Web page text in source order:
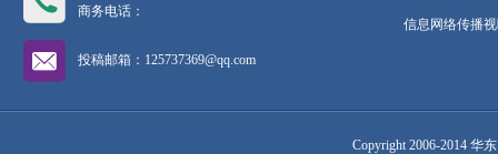
商务电话：
投稿邮箱：125737369@qq.com
信息网络传播
Copyright 2006-2014 华